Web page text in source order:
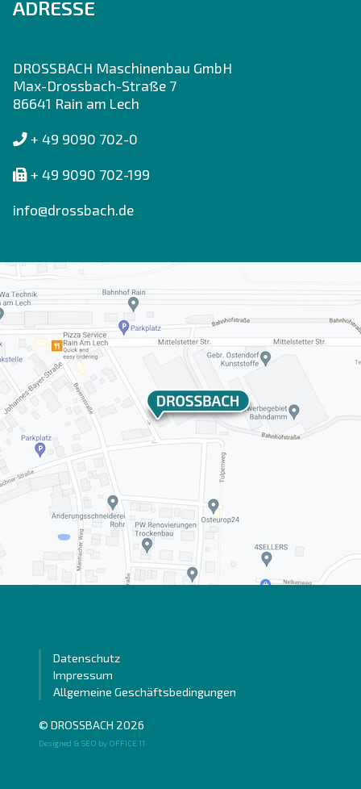
ADRESSE
DROSSBACH Maschinenbau GmbH
Max-Drossbach-Straße 7
86641 Rain am Lech
+ 49 9090 702-0
+ 49 9090 702-199
info@drossbach.de
Datenschutz
Impressum
Allgemeine Geschäftsbedingungen
© DROSSBACH 2026
Designed & SEO by OFFICE 11